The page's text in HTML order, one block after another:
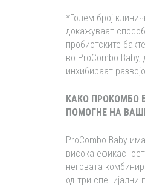
*Голем број
докажуваат
пробиотските
во ProCombo Baby,
инхибираат
КАКО ПРОКОМБО
ПОМОГНЕ НА
ProCombo Baby
висока
неговата
од три специјални